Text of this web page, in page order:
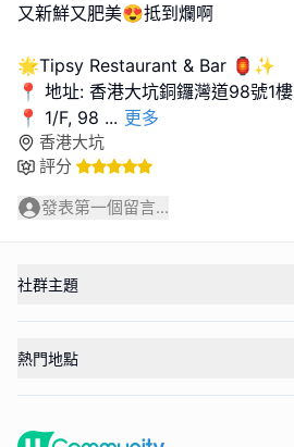
又新鮮又肥美😍抵到爛啊
🌟Tipsy Restaurant & Bar 🏮✨
📍 地址: 香港大坑銅鑼灣道98號1樓
📍 1/F, 98 ... 更多
香港大坑
評分
發表第一個留言...
社群主題
熱門地點